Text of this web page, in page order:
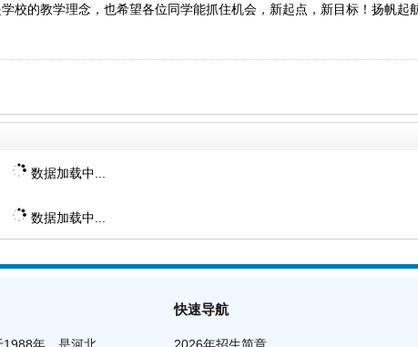
校的教学理念，也希望各位同学能抓住机会，新起点，新目标！扬帆起
数据加载中...
数据加载中...
快速导航